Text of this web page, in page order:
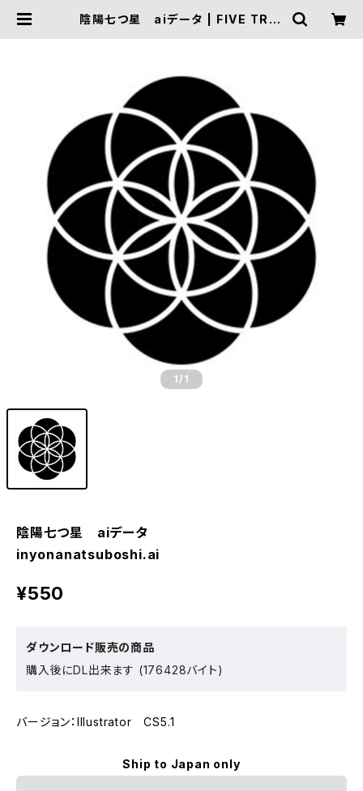
陰陽七つ星 aiデータ | FIVE TRIG
1 /1
陰陽七つ星 aiデータ
inyonanatsuboshi.ai
¥550
ダウンロード販売の商品
購入後にDL出来ます (176428バイト)
バージョン：Illustrator CS5.1
Ship to Japan only